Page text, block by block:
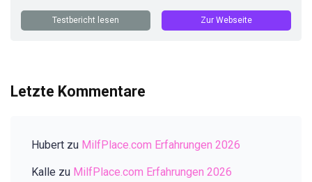
Testbericht lesen Zur Webseite
Letzte Kommentare
Hubert zu MilfPlace.com Erfahrungen 2026
Kalle zu MilfPlace.com Erfahrungen 2026